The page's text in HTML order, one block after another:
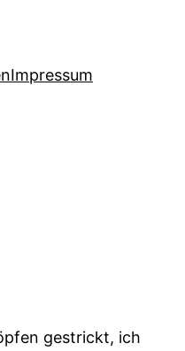
Impressum
gestrickt, ich